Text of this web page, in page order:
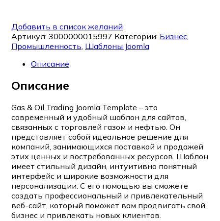
Добавить в список желаний
Артикул: 3000000015997 Категории: Бизнес
Промышленность Шаблоны Joomla
Описание
Описание
Gas & Oil Trading Joomla Template – это
современный и удобный шаблон для сайтов,
связанных с торговлей газом и нефтью. Он
представляет собой идеальное решение для
компаний, занимающихся поставкой и продажей
этих ценных и востребованных ресурсов. Шаблон
имеет стильный дизайн, интуитивно понятный
интерфейс и широкие возможности для
персонализации. С его помощью вы сможете
создать профессиональный и привлекательный
веб-сайт, который поможет вам продвигать свой
бизнес и привлекать новых клиентов.